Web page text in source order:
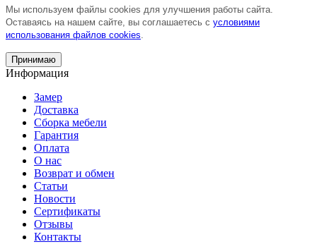
Мы используем файлы cookies для улучшения работы сайта.
Оставаясь на нашем сайте, вы соглашаетесь с условиями
использования файлов cookies.
Принимаю
Информация
Замер
Доставка
Сборка мебели
Гарантия
Оплата
О нас
Возврат и обмен
Статьи
Новости
Сертификаты
Отзывы
Контакты